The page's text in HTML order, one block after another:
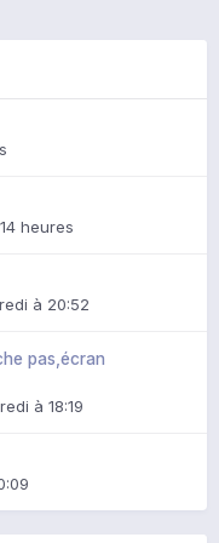
heures
à 20:52
pas,écran
à 18:19